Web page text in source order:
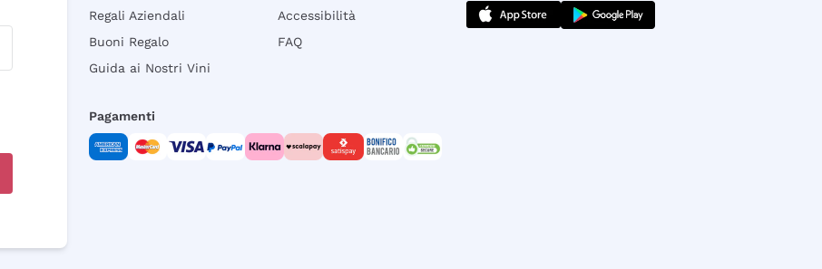
Regali Aziendali
Buoni Regalo
Guida ai Nostri Vini
Accessibilità
FAQ
Pagamenti